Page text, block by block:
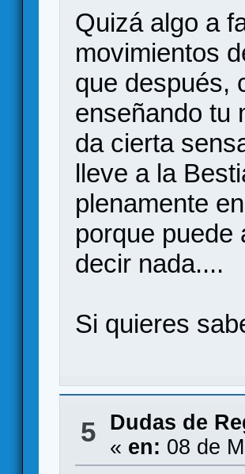
Quizá algo a
movimientos
que después,
enseñando tu
da cierta
lleve a la
plenamente
porque puede
decir nada....
Si quieres
5 Dudas de
« en: 08 de